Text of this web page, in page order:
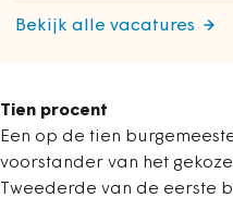
Bekijk alle vacatures
Tien procent
Een op de tien
voorstander van het
Tweederde van de eerste